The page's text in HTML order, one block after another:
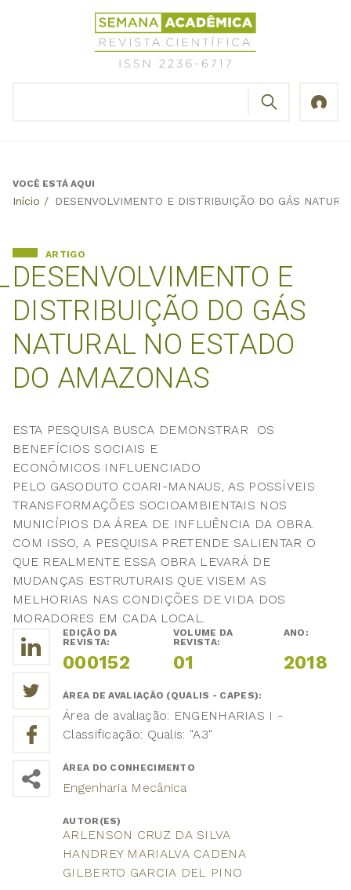
Revista
Científica
Semana
Back
VOCÊ ESTÁ AQUI
Início / DESENVOLVIMENTO E DISTRIBUIÇÃO DO GÁS
DESENVOLVIMENTO E
DISTRIBUIÇÃO DO GÁS
NATURAL NO ESTADO
DO AMAZONAS
ARTIGO
ESTA PESQUISA BUSCA DEMONSTRAR OS
BENEFÍCIOS SOCIAIS E
ECONÔMICOS INFLUENCIADO
PELO GASODUTO COARI-MANAUS, AS POSSÍVEIS
TRANSFORMAÇÕES SOCIOAMBIENTAIS NOS
MUNICÍPIOS DA ÁREA DE INFLUÊNCIA DA OBRA.
COM ISSO, A PESQUISA PRETENDE SALIENTAR O
QUE REALMENTE ESSA OBRA LEVARÁ DE
MUDANÇAS ESTRUTURAIS QUE VISEM AS
MELHORIAS NAS CONDIÇÕES DE VIDA DOS
MORADORES EM CADA LOCAL.
EDIÇÃO DA
REVISTA:
000152
VOLUME DA
REVISTA:
01
ANO:
2018
ÁREA DE AVALIAÇÃO (QUALIS - CAPES):
Área de avaliação: ENGENHARIAS I -
Classificação: Qualis: "A3"
ÁREA DO CONHECIMENTO
Engenharia Mecânica
AUTOR(ES)
ARLENSON CRUZ DA SILVA
HANDREY MARIALVA CADENA
GILBERTO GARCIA DEL PINO